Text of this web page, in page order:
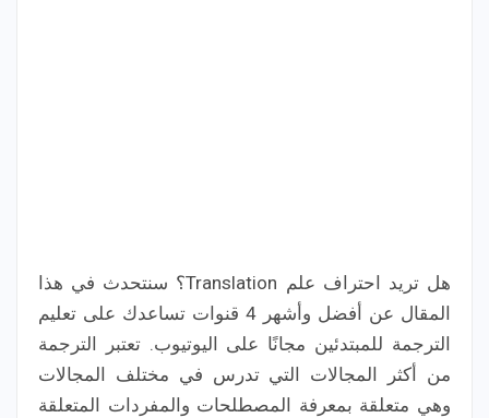
هل تريد احتراف علم Translation؟ سنتحدث في هذا
المقال عن أفضل وأشهر 4 قنوات تساعدك على تعليم
الترجمة للمبتدئين مجانًا على اليوتيوب. تعتبر الترجمة
من أكثر المجالات التي تدرس في مختلف المجالات
وهي متعلقة بمعرفة المصطلحات والمفردات المتعلقة